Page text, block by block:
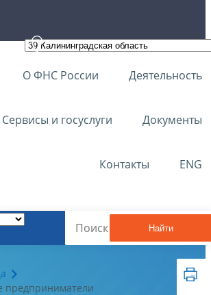
О ФНС России Деятельность
Сервисы и госуслуги Документы
Контакты ENG
Найти
предприниматели